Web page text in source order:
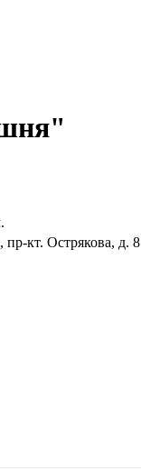
кт. Острякова, д. 8